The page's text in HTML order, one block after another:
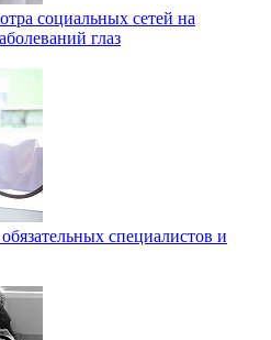
социальных сетей на
глаз
специалистов и